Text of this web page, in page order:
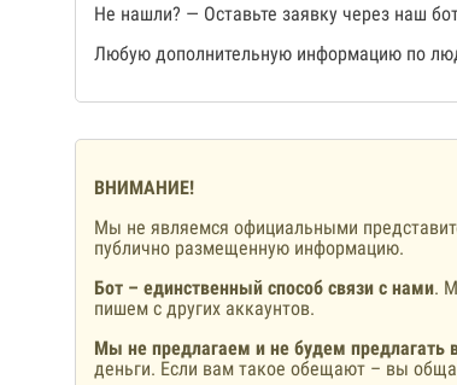
Не нашли? — Оставьте заявку через наш
Любую дополнительную информацию по
ВНИМАНИЕ!
Мы не являемся официальными
публично размещенную информацию.
Бот – единственный способ связи с нами.
пишем с других аккаунтов.
Мы не предлагаем и не будем предлагать
деньги. Если вам такое обещают – вы